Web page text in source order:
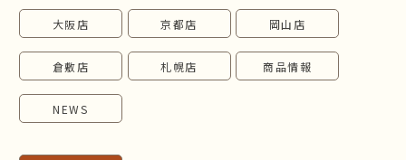
大阪店 京都店 岡山店
倉敷店 札幌店 商品情報
NEWS